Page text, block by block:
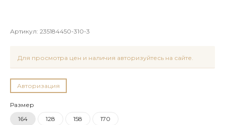
Артикул: 235184450-310-3
Для просмотра цен и наличия авторизуйтесь на сайте.
Авторизация
Размер
164
128 158 170